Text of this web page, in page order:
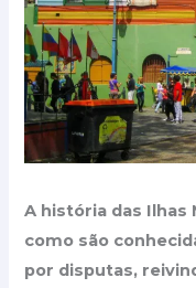
A história das Ilhas
como são
por disputas,